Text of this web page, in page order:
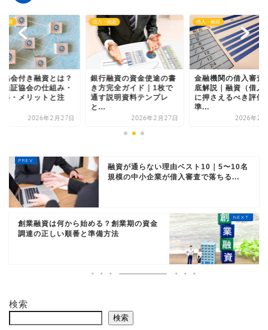
融資
融資の資金使途の書
完全ガイド｜1枚で
説明資料テンプレ
2026年2月27日
借入・融資
金融機関の借入審査を徹
底解説｜融資（借入）前
に押さえるべき評価基
準...
2026年2月27日
借入・融資
保証協会付き融資と
信用保証協会の仕組
保証料・メリットと
意...
2026年2
融資が通らない理由ベスト10｜5〜10名
規模の中小企業が借入審査で落ちる...
創業融資は何から始める？創業期の資金
調達の正しい順番と準備方法
検索
検索